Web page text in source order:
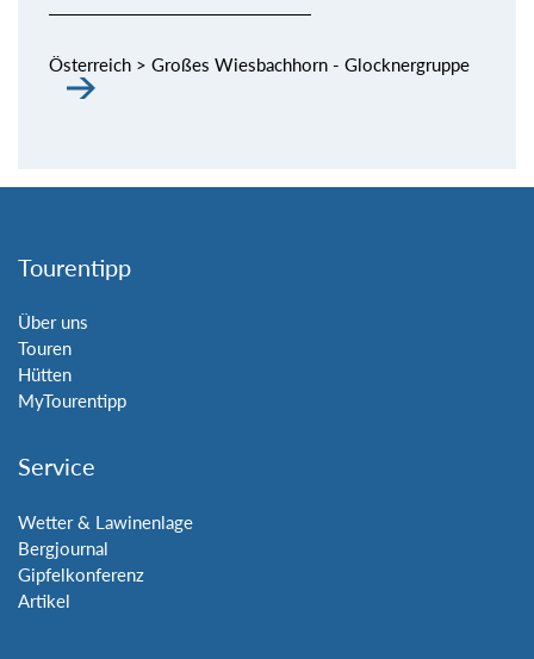
Österreich > Großes Wiesbachhorn - Glocknergruppe
Tourentipp
Über uns
Touren
Hütten
MyTourentipp
Service
Wetter & Lawinenlage
Bergjournal
Gipfelkonferenz
Artikel